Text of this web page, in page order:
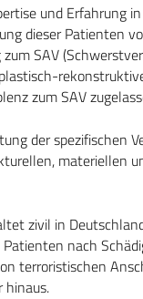
und Erfahrung
dieser Patienten
SAV
zum SAV
der spezifischen
materiellen
zivil in
nach
terroristischen
hinaus.